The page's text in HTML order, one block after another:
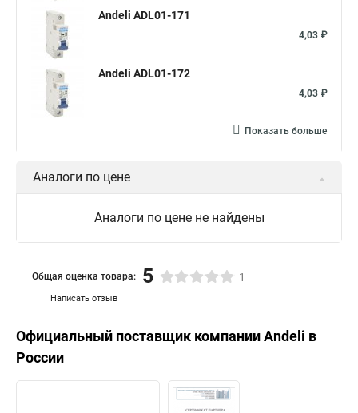
Andeli ADL01-171
4,03 ₽
Andeli ADL01-172
4,03 ₽
Показать больше
Аналоги по цене
Аналоги по цене не найдены
Написать отзыв
Общая оценка товара: 5 1
Официальный поставщик компанииAndeli в
России